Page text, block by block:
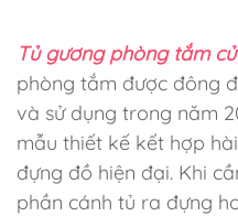
Tủ gương phòng tắm
phòng tắm được đông
và sử dụng trong năm
mẫu thiết kế kết hợp
đựng đồ hiện đại. Khi
phần cánh tủ ra đựng